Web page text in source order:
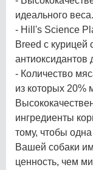
идеального веса.
- Hill's Science
Breed с
- Количество
из которых 20%
ингредиенты
тому, чтобы
Вашей собаки
ценность, чем